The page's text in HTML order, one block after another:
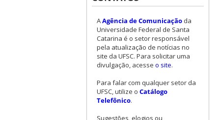
AAgência de Comunicaçãoda
Universidade Federal de Santa
Catarina é o setor responsável
pela atualização de notícias no
site da UFSC. Para solicitar uma
divulgação, acesse o site.
Para falar com qualquer setor da
UFSC, utilize o Catálogo
Telefônico.
Sugestões, elogios ou